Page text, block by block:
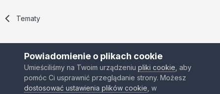
Tematy
Kontakt Ciasteczka
Powiadomienie o plikach cookie
Umieściliśmy na Twoim urządzeniu pliki cookie , aby
pomóc Ci usprawnić przeglądanie strony. Możesz
dostosować ustawienia plików cookie , w